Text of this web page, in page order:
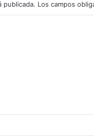
publicada. Los campos